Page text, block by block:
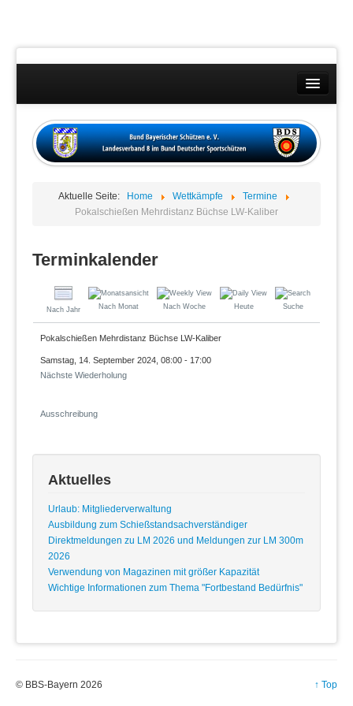
Wettkämpfe
Datenschutzübersicht
Aktuelle Seite: Home Wettkämpfe
Termine
Pokalschießen Mehrdistanz Büchse LW-Kaliber
Terminkalender
Nach Jahr Nach Monat Nach Woche Heute Suche
Pokalschießen Mehrdistanz Büchse LW-Kaliber
Samstag, 14. September 2024, 08:00 - 17:00
Nächste Wiederholung
Ausschreibung
Aktuelles
Urlaub: Mitgliederverwaltung
Ausbildung zum Schießstandsachverständiger
Direktmeldungen zu LM 2026 und Meldungen zur LM 300m
2026
Verwendung von Magazinen mit größer Kapazität
Wichtige Informationen zum Thema "Fortbestand Bedürfnis"
↑ Top
© BBS-Bayern 2026